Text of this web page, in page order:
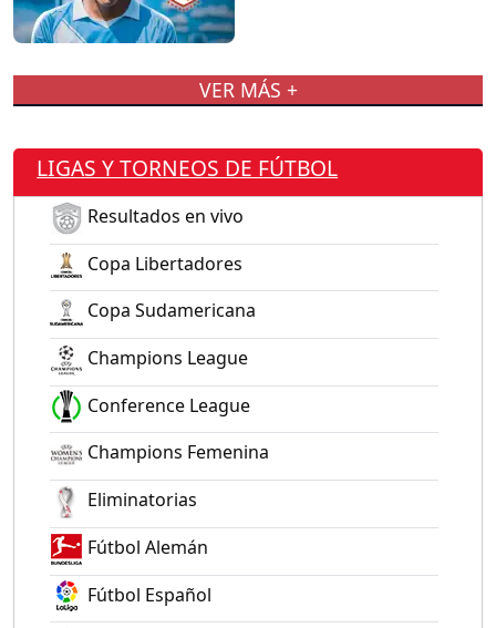
VER MÁS +
LIGAS Y TORNEOS DE FÚTBOL
Resultados en vivo
Copa Libertadores
Copa Sudamericana
Champions League
Conference League
Champions Femenina
Eliminatorias
Fútbol Alemán
Fútbol Español